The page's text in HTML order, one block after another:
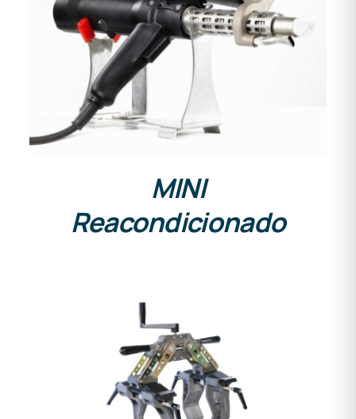
DETALLES
MINI
Reacondicionado
DETALLES